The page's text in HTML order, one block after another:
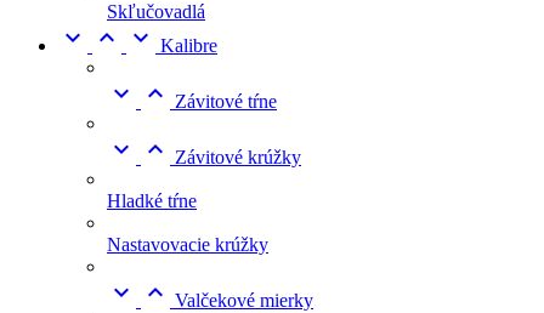
Skľučovadlá
   Kalibre
  Závitové tŕne
  Závitové krúžky
Hladké tŕne
Nastavovacie krúžky
  Valčekové mierky